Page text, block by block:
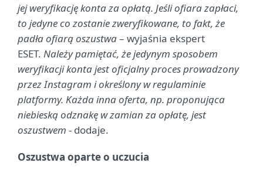
jej weryfikację konta za opłatą. Jeśli ofiara zapłaci,
to jedyne co zostanie zweryfikowane, to fakt, że
padła ofiarą oszustwa– wyjaśnia ekspert
ESET. Należy pamiętać, że jedynym sposobem
weryfikacji konta jest oficjalny proces prowadzony
przez Instagram i określony w regulaminie
platformy. Każda inna oferta, np. proponująca
niebieską odznakę w zamian za opłatę, jest
oszustwem - dodaje.
Oszustwa oparte o uczucia